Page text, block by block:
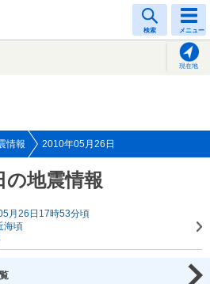
検索 メニュー
現在地
情報 2010年05月26日
の地震情報
月26日17時53分頃
海頃